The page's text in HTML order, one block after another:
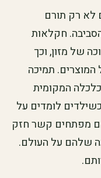
לא רק תורם
חקלאות
של מזון, וכך
תמיכה
המקומית
לומדים על
מפתחים קשר חזק
שלהם על העולם.